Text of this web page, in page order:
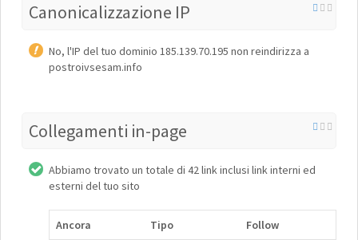
Canonicalizzazione IP
No, l'IP del tuo dominio 185.139.70.195 non reindirizza a
postroivsesam.info
Collegamenti in-page
Abbiamo trovato un totale di 42 link inclusi link interni ed
esterni del tuo sito
Ancora Tipo Follow